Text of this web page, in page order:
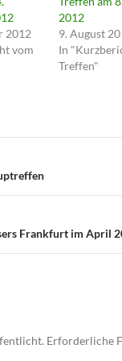
2012
vom
2012
9. August
In
Treffen"
Frankfurt im April
Erforderliche